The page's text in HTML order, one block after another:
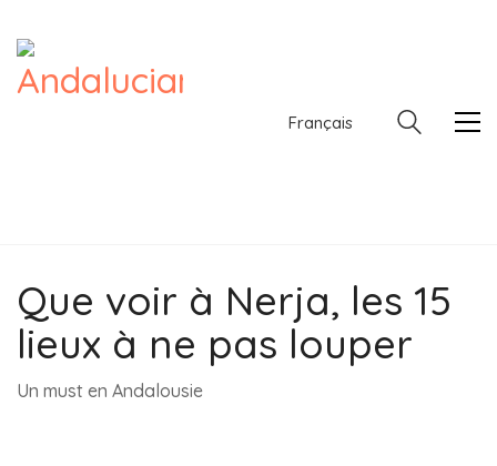
Français
Français
Que voir à Nerja, les 15
lieux à ne pas louper
Un must en Andalousie